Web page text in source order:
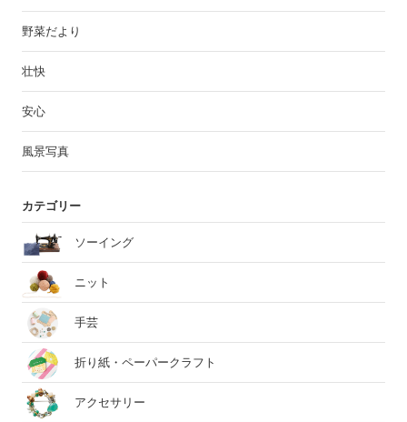
野菜だより
壮快
安心
風景写真
カテゴリー
ソーイング
ニット
手芸
折り紙・ペーパークラフト
アクセサリー